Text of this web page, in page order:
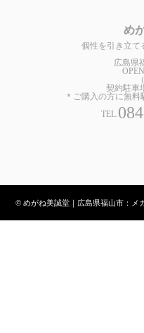
め
個性を引き立て
広島県
契約駐車
＊ご購入の方に無料
TEL.
© めがね美誠堂｜広島県福山市：メ